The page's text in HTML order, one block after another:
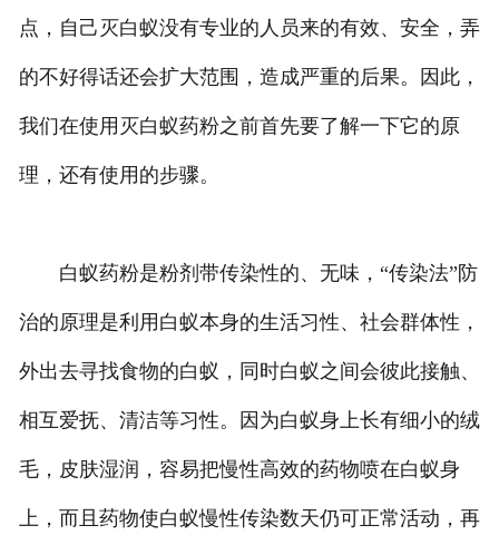
点，自己灭白蚁没有专业的人员来的有效、安全，弄
的不好得话还会扩大范围，造成严重的后果。因此，
我们在使用灭白蚁药粉之前首先要了解一下它的原
理，还有使用的步骤。
白蚁药粉是粉剂带传染性的、无味，“传染法”防
治的原理是利用白蚁本身的生活习性、社会群体性，
外出去寻找食物的白蚁，同时白蚁之间会彼此接触、
相互爱抚、清洁等习性。因为白蚁身上长有细小的绒
毛，皮肤湿润，容易把慢性高效的药物喷在白蚁身
上，而且药物使白蚁慢性传染数天仍可正常活动，再